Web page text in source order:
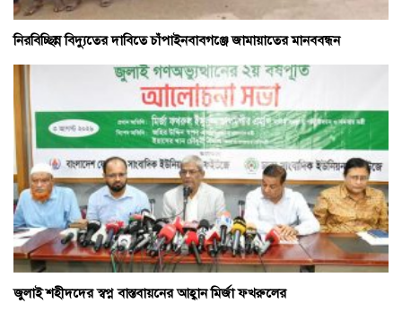
নিরবিচ্ছিন্ন বিদ্যুতের দাবিতে চাঁপাইনবাবগঞ্জে জামায়াতের মানববন্ধন
জুলাই শহীদদের স্বপ্ন বাস্তবায়নের আহ্বান মির্জা ফখরুলের